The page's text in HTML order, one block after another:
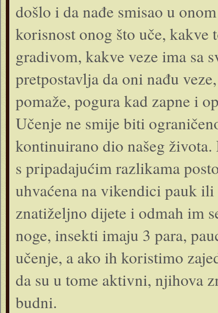
došlo i da nađe smisao u
korisnost onog što uče, kakve
gradivom, kakve veze ima sa
pretpostavlja da oni nađu
pomaže, pogura kad zapne i
Učenje ne smije biti
kontinuirano dio našeg
s pripadajućim razlikama
uhvaćena na vikendici pauk
znatiželjno dijete i odmah im
noge, insekti imaju 3 para,
učenje, a ako ih koristimo
da su u tome aktivni, njihova
budni.